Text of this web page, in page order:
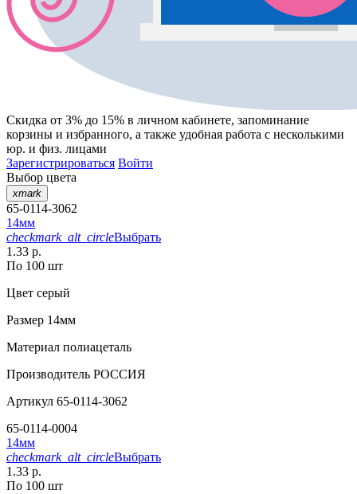
Скидка от 3% до 15% в личном кабинете, запоминание
корзины и избранного, а также удобная работа с несколькими
юр. и физ. лицами
Зарегистрироваться Войти
Выбор цвета
xmark
65-0114-3062
14мм
checkmark_alt_circleВыбрать
1.33 р.
По 100 шт
Цвет серый
Размер 14мм
Материал полиацеталь
Производитель РОССИЯ
Артикул 65-0114-3062
65-0114-0004
14мм
checkmark_alt_circleВыбрать
1.33 р.
По 100 шт